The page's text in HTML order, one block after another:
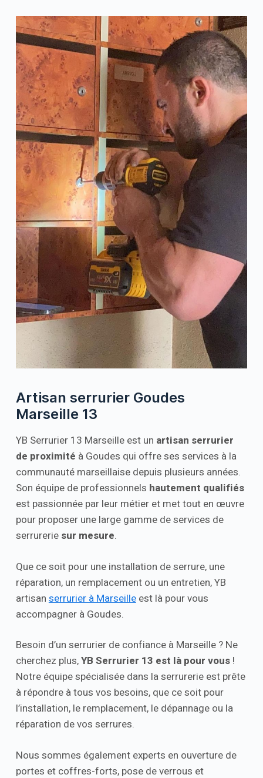
Artisan serrurier Goudes
Marseille 13
YB Serrurier 13 Marseille est un artisan serrurier
de proximité à Goudes qui offre ses services à la
communauté marseillaise depuis plusieurs années.
Son équipe de professionnels hautement qualifiés
est passionnée par leur métier et met tout en œuvre
pour proposer une large gamme de services de
serrurerie sur mesure.
Que ce soit pour une installation de serrure, une
réparation, un remplacement ou un entretien, YB
artisan serrurier à Marseilleest là pour vous
accompagner à Goudes.
Besoin d’un serrurier de confiance à Marseille ? Ne
cherchez plus,YB Serrurier 13 est là pour vous!
Notre équipe spécialisée dans la serrurerie est prête
à répondre à tous vos besoins, que ce soit pour
l’installation, le remplacement, le dépannage ou la
réparation de vos serrures.
Nous sommes également experts en ouverture de
portes et coffres-forts, pose de verrous et